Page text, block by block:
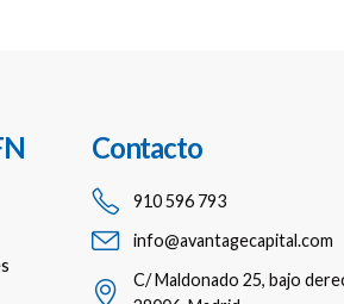
Contacto
910 596 793
info@avantagecapital.com
C/ Maldonado 25, bajo